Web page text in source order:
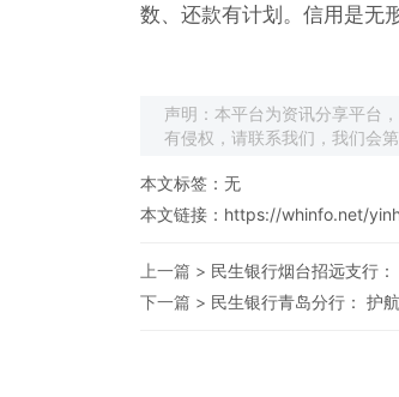
数、还款有计划。信用是无
声明：本平台为资讯分享平台
有侵权，请联系我们，我们会第
本文标签：无
本文链接： https://whinfo.net/
上一篇 > 民生银行烟台招远支行
下一篇 > 民生银行青岛分行： 护